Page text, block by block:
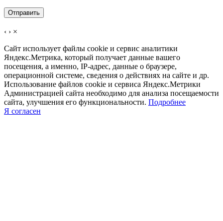
‹ › ×
Сайт использует файлы cookie и сервис аналитики
Яндекс.Метрика, который получает данные вашего
посещения, а именно, IP-адрес, данные о браузере,
операционной системе, сведения о действиях на сайте и др.
Использование файлов cookie и сервиса Яндекс.Метрики
Администрацией сайта необходимо для анализа посещаемости
сайта, улучшения его функциональности. Подробнее
Я согласен